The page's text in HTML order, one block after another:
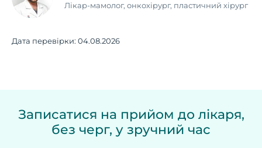
Лікар-мамолог, онкохірург, пластичний хірург
Дата перевірки: 04.08.2026
Записатися на прийом до лікаря,
без черг, у зручний час